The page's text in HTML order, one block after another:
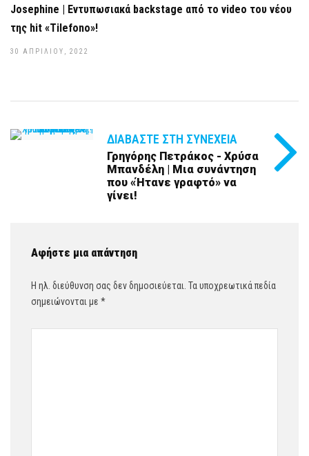
Josephine | Εντυπωσιακά backstage από το video του νέου
της hit «Tilefono»!
30 ΑΠΡΙΛΊΟΥ, 2022
ΔΙΑΒΆΣΤΕ ΣΤΗ ΣΥΝΈΧΕΙΑ
Γρηγόρης Πετράκος - Χρύσα
Μπανδέλη | Μια συνάντηση
που «Ήτανε γραφτό» να
γίνει!
Αφήστε μια απάντηση
Η ηλ. διεύθυνση σας δεν δημοσιεύεται. Τα υποχρεωτικά πεδία
σημειώνονται με *